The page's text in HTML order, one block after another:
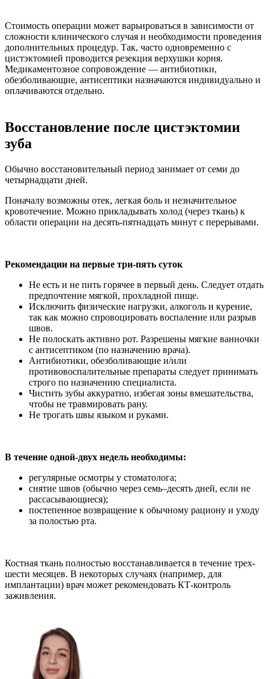
Стоимость операции может варьироваться в зависимости от
сложности клинического случая и необходимости проведения
дополнительных процедур. Так, часто одновременно с
цистэктомией проводится резекция верхушки корня.
Медикаментозное сопровождение — антибиотики,
обезболивающие, антисептики назначаются индивидуально и
оплачиваются отдельно.
Восстановление после цистэктомии
зуба
Обычно восстановительный период занимает от семи до
четырнадцати дней.
Поначалу возможны отек, легкая боль и незначительное
кровотечение. Можно прикладывать холод (через ткань) к
области операции на десять-пятнадцать минут с перерывами.
Рекомендации на первые три-пять суток
Не есть и не пить горячее в первый день. Следует отдать
предпочтение мягкой, прохладной пище.
Исключить физические нагрузки, алкоголь и курение,
так как можно спровоцировать воспаление или разрыв
швов.
Не полоскать активно рот. Разрешены мягкие ванночки
с антисептиком (по назначению врача).
Антибиотики, обезболивающие и/или
противовоспалительные препараты следует принимать
строго по назначению специалиста.
Чистить зубы аккуратно, избегая зоны вмешательства,
чтобы не травмировать рану.
Не трогать швы языком и руками.
В течение одной-двух недель необходимы:
регулярные осмотры у стоматолога;
снятие швов (обычно через семь–десять дней, если не
рассасывающиеся);
постепенное возвращение к обычному рациону и уходу
за полостью рта.
Костная ткань полностью восстанавливается в течение трех-
шести месяцев. В некоторых случаях (например, для
имплантации) врач может рекомендовать КТ-контроль
заживления.